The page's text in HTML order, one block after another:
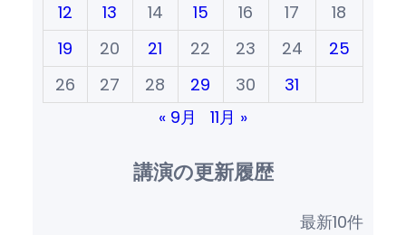
12
13 14 15 16 17
18
19
20 21 22 23 24
25
26
27 28 29 30
31
« 9月
11月 »
講演の更新履歴
最新10件